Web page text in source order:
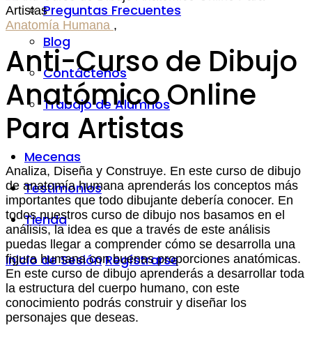
Preguntas Frecuentes
Blog
Contáctenos
Trabajo de Alumnos
Mecenas
Testimonios
Tienda
Inicio de Sesión Regístrarse
Anatomía Humana ,
Anti-Curso de Dibujo
Anatómico Online
Para Artistas
Analiza, Diseña y Construye. En este curso de dibujo
de anatomía humana aprenderás los conceptos más
importantes que todo dibujante debería conocer. En
todos nuestros curso de dibujo nos basamos en el
análisis, la idea es que a través de este análisis
puedas llegar a comprender cómo se desarrolla una
figura humana con buenas proporciones anatómicas.
En este curso de dibujo aprenderás a desarrollar toda
la estructura del cuerpo humano, con este
conocimiento podrás construir y diseñar los
personajes que deseas.